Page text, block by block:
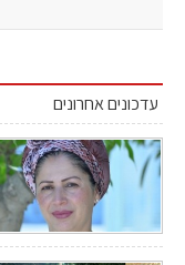
עדכונים אחרונים